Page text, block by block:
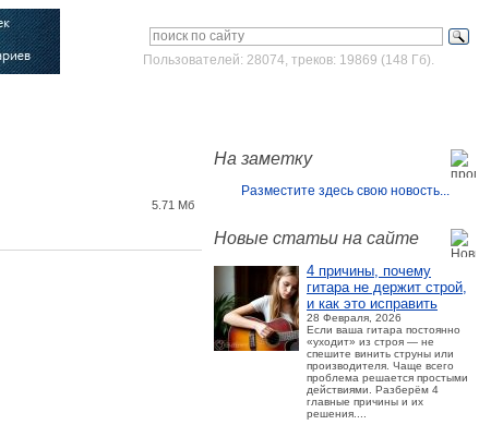
Пользователей: 28074, треков: 19869 (148 Гб).
На заметку
Разместите здесь свою новость...
Новые статьи на сайте
4 причины, почему
гитара не держит строй,
и как это исправить
28 Февраля, 2026
Если ваша гитара постоянно
«уходит» из строя — не
спешите винить струны или
производителя. Чаще всего
проблема решается простыми
действиями. Разберём 4
главные причины и их
решения....
5.71 Мб